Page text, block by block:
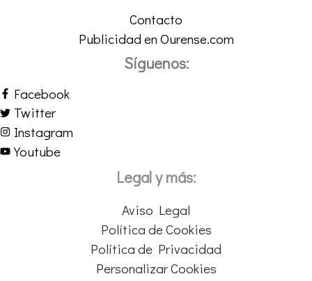
Contacto
Publicidad en Ourense.com
Síguenos:
Facebook
Twitter
Instagram
Youtube
Legal y más:
Aviso Legal
Política de Cookies
Política de Privacidad
Personalizar Cookies